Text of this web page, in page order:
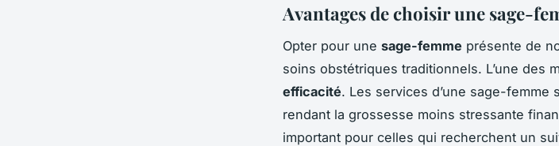
Avantages de choisir une sage-
Opter pour une sage-femme présente de
soins obstétriques traditionnels. L’une des
efficacité. Les services d’une sage-femme
rendant la grossesse moins stressante
important pour celles qui recherchent un